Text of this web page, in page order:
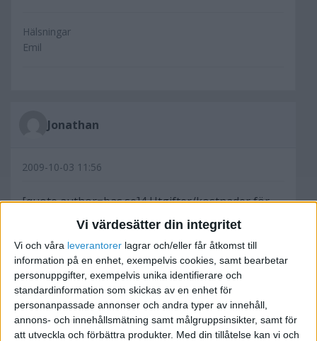
Vi värdesätter din integritet
Vi och våra leverantorer lagrar och/eller får åtkomst till
information på en enhet, exempelvis cookies, samt bearbetar
personuppgifter, exempelvis unika identifierare och
standardinformation som skickas av en enhet för
personanpassade annonser och andra typer av innehåll,
annons- och innehållsmätning samt målgruppsinsikter, samt för
att utveckla och förbättra produkter. Med din tillåtelse kan vi och
Hälsningar
Emil
Jonathan
2009-10-03 11:56
[quote author=bas.se]4 Utgifter/kostnader för
varor, material och vissa köpta tjänster[/quote]
Generellt inte, har du något exempel på en vara
du menar?
Med vänliga hälsningar,
Jonathan